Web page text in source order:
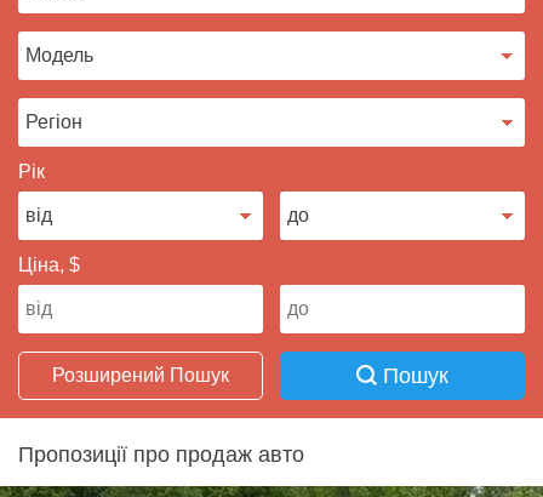
Завантажити додаток
Рік
Ціна, $
Розширений Пошук Пошук
Пропозиції про продаж авто